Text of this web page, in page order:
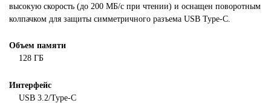
высокую скорость (до 200 МБ/с при чтении) и оснащен поворотным
колпачком для защиты симметричного разъема USB Type-C.
Объем памяти
128 ГБ
Интерфейс
USB 3.2/Type-C